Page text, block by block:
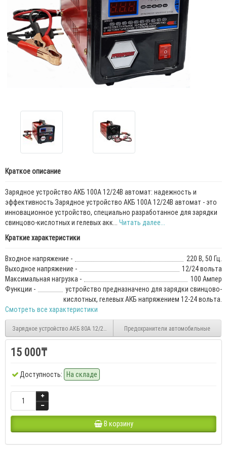
Краткое описание
Зарядное устройство АКБ 100А 12/24В автомат: надежность и
эффективность Зарядное устройство АКБ 100А 12/24В автомат - это
инновационное устройство, специально разработанное для зарядки
свинцово-кислотных и гелевых акк... Читать далее...
Краткие характеристики
Входное напряжение -
220 В, 50 Гц.
Выходное напряжение -
12/24 вольта
Максимальная нагрузка -
100 Ампер
Функции -
устройство предназначено для зарядки свинцово-
кислотных, гелевых АКБ напряжением 12-24 вольта.
Смотреть все характеристики
Зарядное устройство АКБ 80А 12/24В автоматПредохранители автомобильные
15 000₸
Доступность: На складе
В корзину